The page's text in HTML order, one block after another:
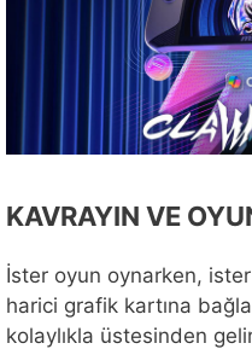
KAVRAYIN VE
İster oyun oynarken, ister
harici grafik kartına
kolaylıkla üstesinden